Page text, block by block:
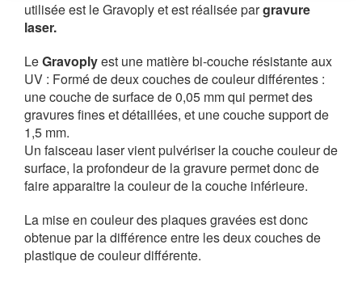
utilisée est le Gravoply et est réalisée pargravure
laser.
LeGravoplyest une matière bi-couche résistante aux
UV : Formé de deux couches de couleur différentes :
une couche de surface de 0,05 mm qui permet des
gravures fines et détaillées, et une couche support de
1,5 mm.
Un faisceau laser vient pulvériser la couche couleur de
surface, la profondeur de la gravure permet donc de
faire apparaitre la couleur de la couche inférieure.
La mise en couleur des plaques gravées est donc
obtenue par la différence entre les deux couches de
plastique de couleur différente.